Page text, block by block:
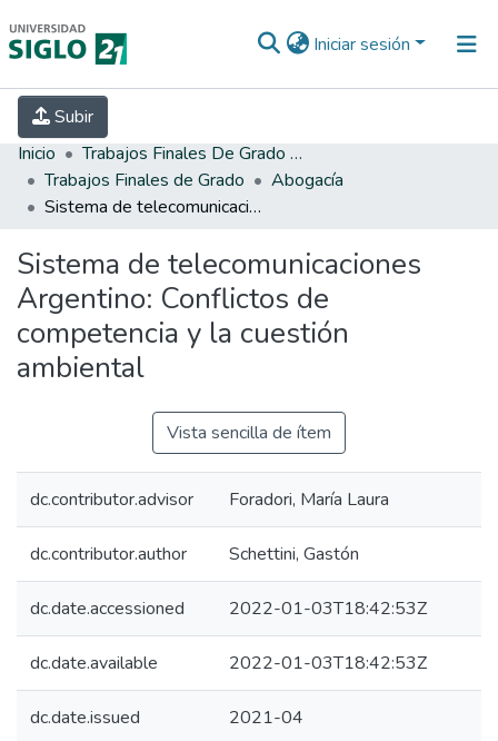
Iniciar sesión
Subir
INICIO EBOOK21
INVESTIGACIÓN
Inicio
Trabajos Finales De Grado Y Posgrado
Trabajos Finales de Grado
Abogacía
Sistema de telecomunicaciones Argentino: Conflictos de competencia y la cuestión ambiental
Sistema de telecomunicaciones
Argentino: Conflictos de
competencia y la cuestión
ambiental
Vista sencilla de ítem
dc.contributor.advisor Foradori, María Laura
dc.contributor.author Schettini, Gastón
dc.date.accessioned 2022-01-03T18:42:53Z
dc.date.available 2022-01-03T18:42:53Z
dc.date.issued 2021-04